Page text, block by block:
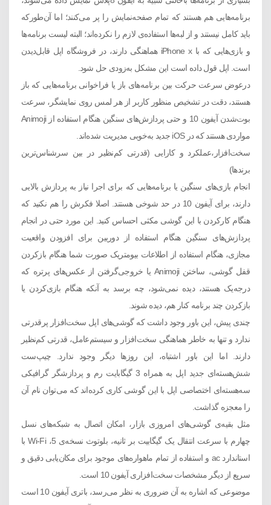
برنامه‌هایی هم هستند که تمام صفحه‌نمایش را پر می‌کنند؛ اما آن‌طورکه
باید کامل نیستند و از لبه‌ها استفاده‌ی لازم را نکرده‌اند؛ البته لیست برنامه‌ها
و بازی‌هایی که با iPhone x هماهنگی دارند، در فروشگاه اپل قابل‌دیدن
است. اپل قول داده است این مشکل به‌زودی حل شود.
درعوض سرعت حرکت بین برنامه‌های باز یا فراخوانی برنامه‌هایی که باز
هستند، دقت در تشخیص منظور کاربر از هر لمس روی نمایشگر، سرعت
بوت‌شدن آیفون 10 و حتی پردازش‌های سنگین هنگام استفاده از Animoji
مواردی هستند که در iOS جدید به‌خوبی مدیریت ‌شده‌اند.
سخت‌افزار،عملکرد و کارایی (قدرتی کم‌نظیر در بین سرشناس‌ترین
برندها)
انجام بازی‌های سنگین یا برنامه‌هایی که برای اجرا نیاز به پردازش بالایی
دارند، برای آیفون 10 در حد شوخی هستند. اصلا فکرش را هم نکنید که
هنگام کارکردن با این گوشی مکثی احساس کنید. این مورد حتی در انجام
پردازش‌های سنگین هنگام استفاده از دوربین برای افزودن واقعیت
مجازی، هنگام استفاده از اطلاعات بیومتریک صورت شما هنگام بازکردن
قفل گوشی، ساختن Animoji یا خروجی‌گرفتن از عکس‌های پرتره که
درجه‌یک هستند، دیده نمی‌شود، چه برسد به آنکه هنگام بازی‌کردن یا
بازکردن چند برنامه کنار هم، دیده شوند.
چندی پیش، این باور وجود داشت که گوشی‌های اپل سخت‌افزار پرقدرتی
ندارد و تنها به خاطر هماهنگی سخت‌افزار و سیستم‌عامل، قدرتی کم‌نظیر
دارند. اما این باور اشتباه، این روزها دیگر وجود ندارد. چیپ‌ست
شش‌هسته‌ای جدید اپل به همراه 3 گیگابایت رم و پردازشگر گرافیکی
سه‌هسته‌ای اختصاصی اپل با این گوشی کاری کرده‌اند که می‌توان نام آن
را معجزه گذاشت.
مثل بقیه‌ی گوشی‌های امروزی بازار، امکان اتصال به شبکه‌های نسل
چهارم با سرعت انتقال یک گیگابیت بر ثانیه، بلوتوث نسخه‌ی 5، Wi-Fi با
استاندارد ac و استفاده از تمام ماهواره‌های موجود برای مکان‌یابی دقیق و
سریع از دیگر مشخصات سخت‌افزاری آیفون 10 است.
موضوعی که اشاره به آن ضروری به نظر می‌رسد، باتری آیفون 10 است